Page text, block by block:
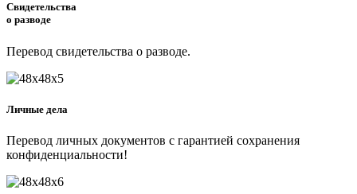
Свидетельства
о разводе
Перевод свидетельства о разводе.
Личные дела
Перевод личных документов с гарантией сохранения
конфиденциальности!